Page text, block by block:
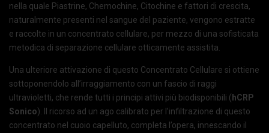
nella quale Piastrine, Chemochine, Citochine e fattori di crescita,
naturalmente presenti nel sangue del paziente, vengono estratte
e raccolte in un concentrato cellulare, per mezzo di una sofisticata
metodica di separazione cellulare otticamente assistita.
Una ulteriore attivazione di questo Concentrato Cellulare si ottiene
sottoponendolo all’irraggiamento con un fascio di raggi
ultravioletti, che rende tutti i principi attivi più biodisponibili ( hCRP
Sonico). Il ricorso ad un ago calibrato per l’infiltrazione di questo
concentrato nel cuoio capelluto, completa l’opera, innescando il